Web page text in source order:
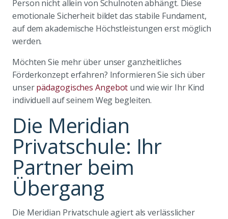
Person nicht allein von Schulnoten abhängt. Diese
emotionale Sicherheit bildet das stabile Fundament,
auf dem akademische Höchstleistungen erst möglich
werden.
Möchten Sie mehr über unser ganzheitliches
Förderkonzept erfahren? Informieren Sie sich über
unserpädagogisches Angebot und wie wir Ihr Kind
individuell auf seinem Weg begleiten.
Die Meridian
Privatschule: Ihr
Partner beim
Übergang
Die Meridian Privatschule agiert als verlässlicher